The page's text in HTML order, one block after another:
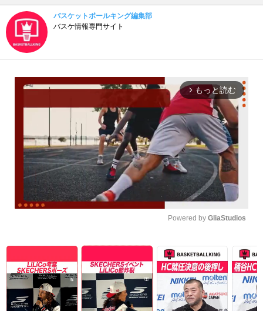
バスケットボールキング編集部
バスケ情報専門サイト
arrow_forward_ios もっと読む
Powered by GliaStudios